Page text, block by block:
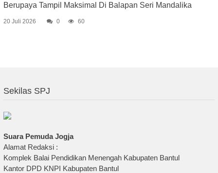
Berupaya Tampil Maksimal Di Balapan Seri Mandalika
20 Juli 2026 0 60
Sekilas SPJ
Suara Pemuda Jogja
Alamat Redaksi :
Komplek Balai Pendidikan Menengah Kabupaten Bantul
Kantor DPD KNPI Kabupaten Bantul